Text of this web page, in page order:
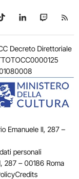
su Telegram
su TikTok
Seguici su
Seguici
Decreto Direttoriale
Emanuele II, 287 –
personali
287 – 00186 Roma
Credits